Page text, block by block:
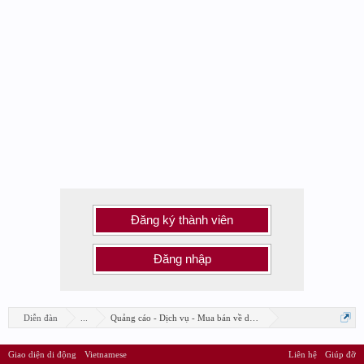
Đăng ký thành viên
Đăng nhập
Diễn đàn Quảng cáo - Dịch vụ - Mua bán về design
Giao diện di động Vietnamese Liên hệ Giúp đỡ